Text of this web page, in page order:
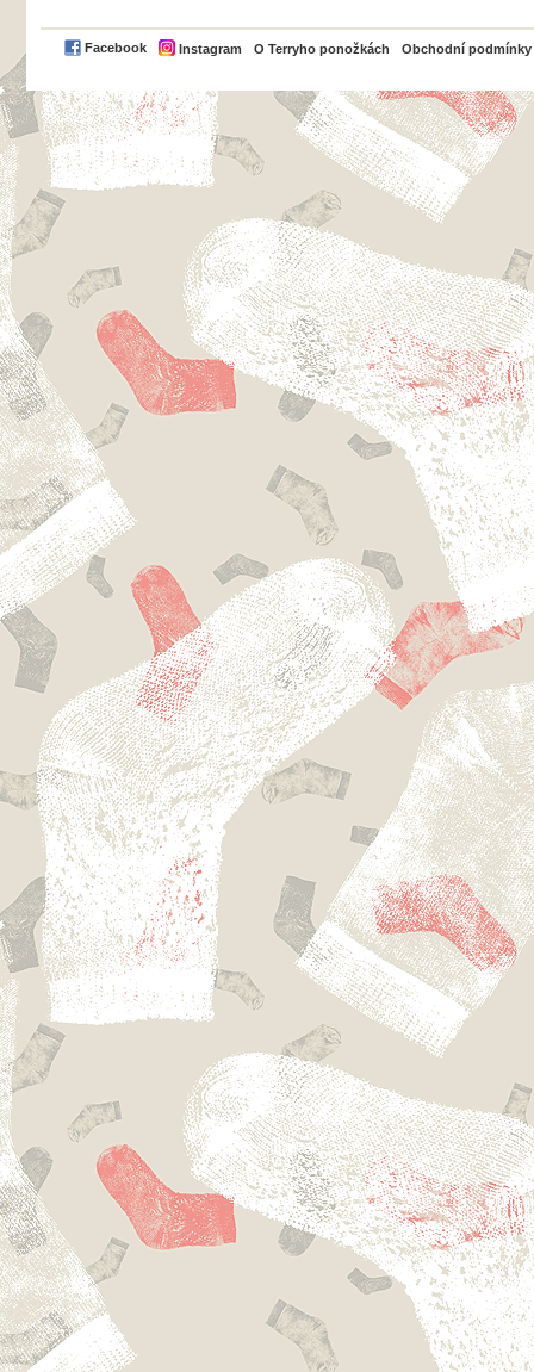
Facebook Instagram O Terryho ponožkách Obchodní podmínky
PayPal